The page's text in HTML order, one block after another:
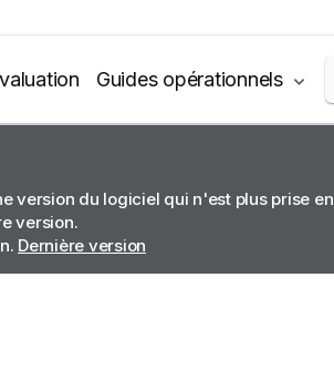
Guides opérationnels
version du logiciel qui n'est plus prise en
version.
Dernière version